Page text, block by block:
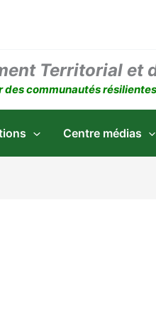
Territorial et
communautés résilientes
Centre médias